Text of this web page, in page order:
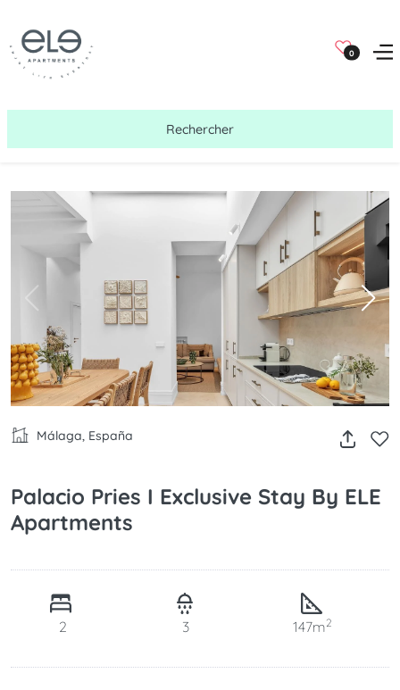
0
Rechercher
Málaga, España
Palacio Pries I Exclusive Stay By ELE
Apartments
2 3 147m2